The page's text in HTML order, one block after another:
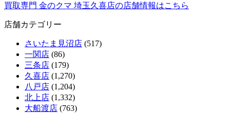
買取専門 金のクマ 埼玉久喜店の店舗情報はこちら
店舗カテゴリー
さいたま見沼店 (517)
一関店 (86)
三条店 (179)
久喜店 (1,270)
八戸店 (1,204)
北上店 (1,332)
大船渡店 (763)